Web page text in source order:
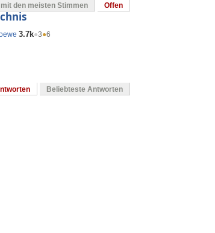
mit den meisten Stimmen Offen
3.7k●3●6
Beliebteste Antworten